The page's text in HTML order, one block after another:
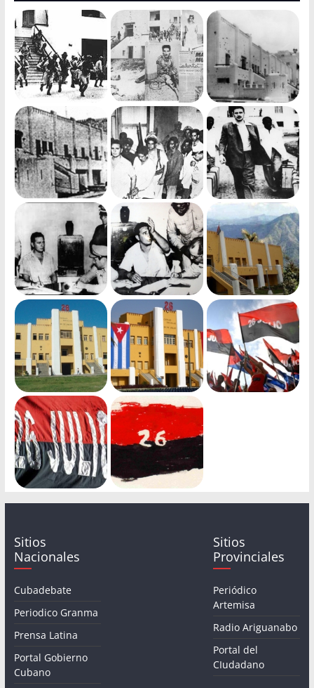
Sitios
Nacionales
Cubadebate
Periodico Granma
Prensa Latina
Portal Gobierno
Cubano
Sitios
Provinciales
Periódico
Artemisa
Radio Ariguanabo
Portal del
CIudadano